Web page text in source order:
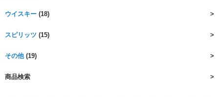
ウイスキー (18)
スピリッツ (15)
その他(19)
商品検索